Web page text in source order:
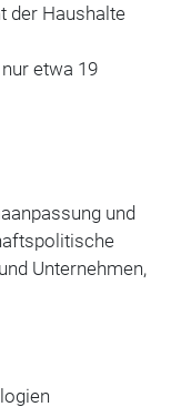
der Haushalte
etwa 19
und
Unternehmen,